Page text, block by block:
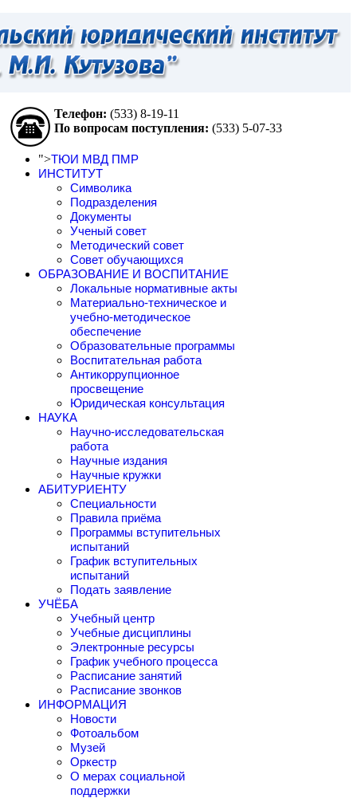
Телефон: (533) 8-19-11
По вопросам поступления: (533) 5-07-33
">ТЮИ МВД ПМР
ИНСТИТУТ
Символика
Подразделения
Документы
Ученый совет
Методический совет
Совет обучающихся
ОБРАЗОВАНИЕ И ВОСПИТАНИЕ
Локальные нормативные акты
Материально-техническое и
учебно-методическое
обеспечение
Образовательные программы
Воспитательная работа
Антикоррупционное
просвещение
Юридическая консультация
НАУКА
Научно-исследовательская
работа
Научные издания
Научные кружки
АБИТУРИЕНТУ
Специальности
Правила приёма
Программы вступительных
испытаний
График вступительных
испытаний
Подать заявление
УЧЁБА
Учебный центр
Учебные дисциплины
Электронные ресурсы
График учебного процесса
Расписание занятий
Расписание звонков
ИНФОРМАЦИЯ
Новости
Фотоальбом
Музей
Оркестр
О мерах социальной
поддержки